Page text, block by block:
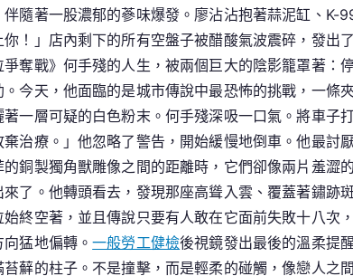
隨著一股濃郁的蔘味爆發。廖沾沾抱著蒜泥缸、
！」店內剩下的所有空盤子被醋酸氣波震碎，發出
奪戰》何手殘的人生，被兩個巨大的陰影籠罩著：
今天，他面臨的是城市傳說中最恐怖的挑戰，一
一層可疑的白色粉末。何手殘深吸一口氣。將車子
治療。」他忽略了警告，開始緩慢地倒車。他最
銅製獨角獸雕像之間的距離時，它們卻像兩片羞澀
了。他轉頭看去，發現那座高聳入雲、覆蓋著鏽
終空著，並且傳說只要有人敢在它面前失敗十八
向猛地偏轉。一般勞工健檢後視鏡發出最後的溫柔提
蘚的柱子。不是撞擊，而是輕柔的碰觸，像戀人